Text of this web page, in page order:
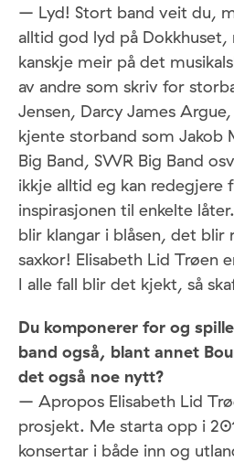
– Lyd! Stort band veit du,
alltid god lyd på
kanskje meir på det
av andre som skriv for
Jensen, Darcy James
kjente storband som Jakob
Big Band, SWR Big Band
ikkje alltid eg kan redegjere
inspirasjonen til enkelte
blir klangar i blåsen, det
saxkor! Elisabeth Lid Trøen
I alle fall blir det kjekt, så
Du komponerer for og
band også, blant annet
det også noe nytt?
– Apropos Elisabeth Lid
prosjekt. Me starta opp i
konsertar i både inn og